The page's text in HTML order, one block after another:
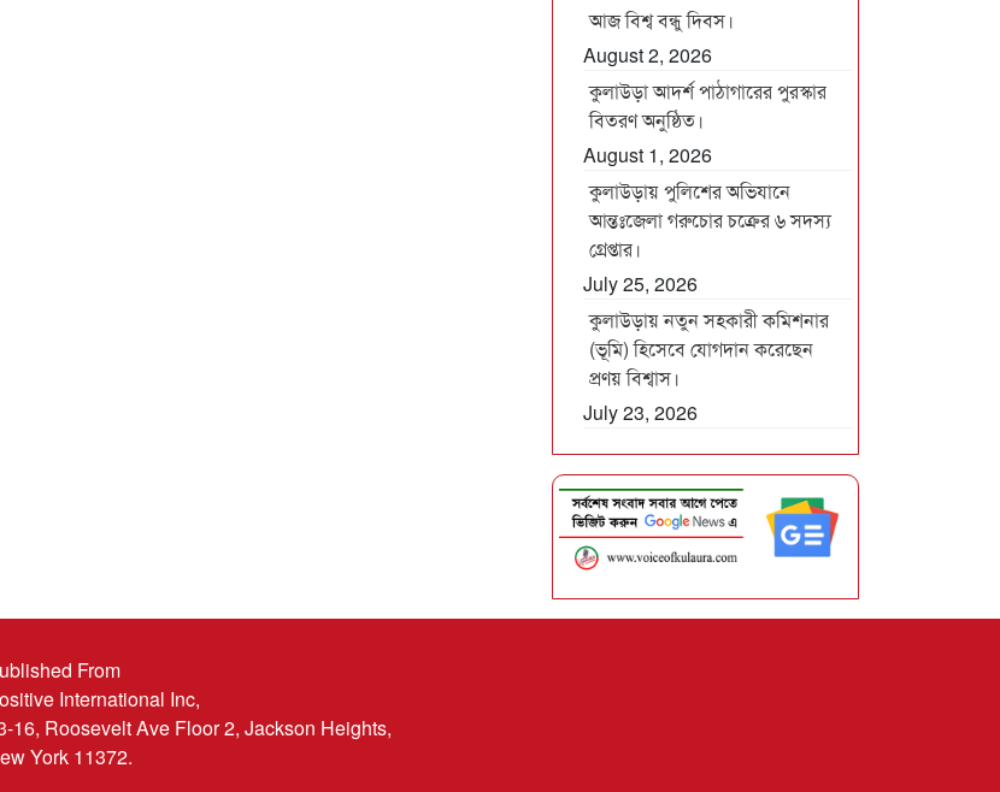
আজ বিশ্ব বন্ধু দিবস।
August 2, 2026
কুলাউড়া আদর্শ পাঠাগারের পুরস্কার
বিতরণ অনুষ্ঠিত।
August 1, 2026
কুলাউড়ায় পুলিশের অভিযানে
আন্তঃজেলা গরুচোর চক্রের ৬ সদস্য
গ্রেপ্তার।
July 25, 2026
কুলাউড়ায় নতুন সহকারী কমিশনার
(ভূমি) হিসেবে যোগদান করেছেন
প্রণয় বিশ্বাস।
July 23, 2026
From
International Inc,
16, Roosevelt Ave Floor 2, Jackson Heights,
York 11372.